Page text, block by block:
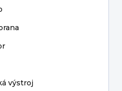
výstroj